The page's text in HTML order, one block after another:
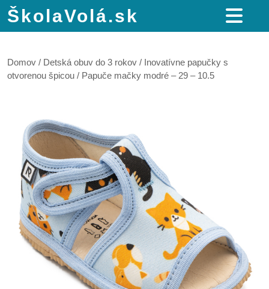
ŠkolaVolá.sk
Domov / Detská obuv do 3 rokov / Inovatívne papučky s
otvorenou špicou / Papuče mačky modré – 29 – 10.5